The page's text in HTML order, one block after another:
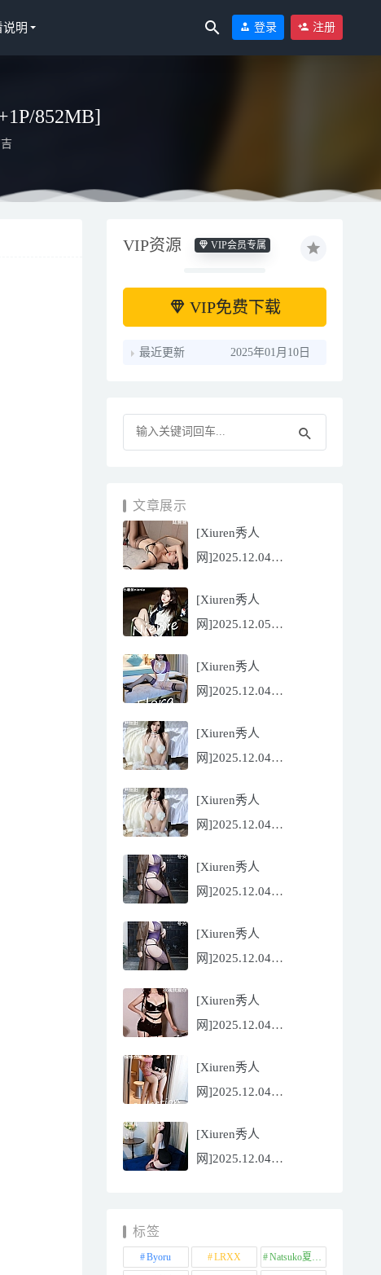
说明 登录 注册
852MB]
VIP资源 VIP会员专属
VIP免费下载
最近更新 2025年01月10日
文章展示
[Xiuren秀人
网]2025.12.04
[81P/751.43MB]
[Xiuren秀人
网]2025.12.05
nienie[60P/642.39MB]
[Xiuren秀人
网]2025.12.04
Flora[81P/832.27MB]
[Xiuren秀人
网]2025.12.04
[56P/602.69MB]
[Xiuren秀人
网]2025.12.04
[56P/602.69MB]
[Xiuren秀人
网]2025.12.04
[71P/960.78MB]
[Xiuren秀人
网]2025.12.04
[71P/960.78MB]
[Xiuren秀人
网]2025.12.04
[86P/762.32MB]
[Xiuren秀人
网]2025.12.04
Well11[67P/745.99MB]
[Xiuren秀人
网]2025.12.04
标签
Byoru LRXX Natsuko夏夏子